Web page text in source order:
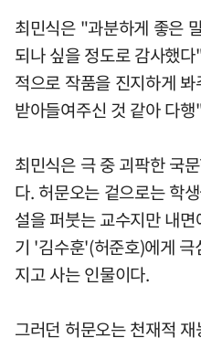
최민식은 "과분하게 좋은
되나 싶을 정도로 감사했
적으로 작품을 진지하게
받아들여주신 것 같아 다
최민식은 극 중 괴팍한 국
다. 허문오는 겉으로는 학
설을 퍼붓는 교수지만 내
기 '김수훈'(허준호)에게
지고 사는 인물이다.
그러던 허문오는 천재적